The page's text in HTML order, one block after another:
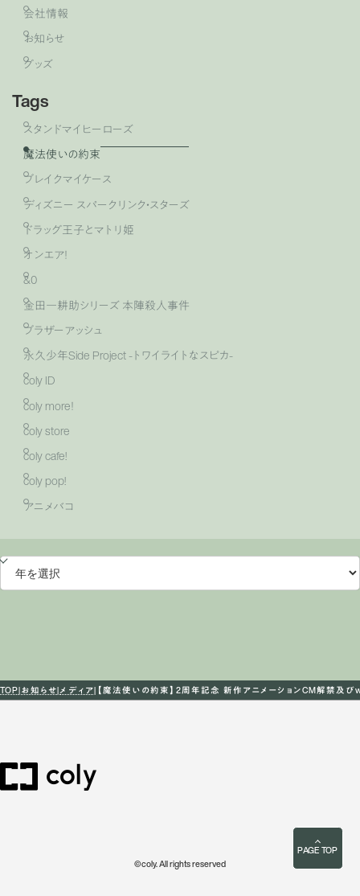
TOP お知らせメディア 【魔法使いの約束】2周年記念 新作アニメーションCM解禁及
会社情報
お知らせ
グッズ
Tags
スタンドマイヒーローズ
魔法使いの約束
ブレイクマイケース
ディズニー スパークリンク・スターズ
ドラッグ王子とマトリ姫
オンエア！
&0
金田一耕助シリーズ 本陣殺人事件
ブラザーアッシュ
永久少年Side Project -トワイライトなスピカ-
coly ID
coly more！
coly store
coly cafe!
coly pop!
アニメバコ
PAGE TOP
©coly. All rights reserved